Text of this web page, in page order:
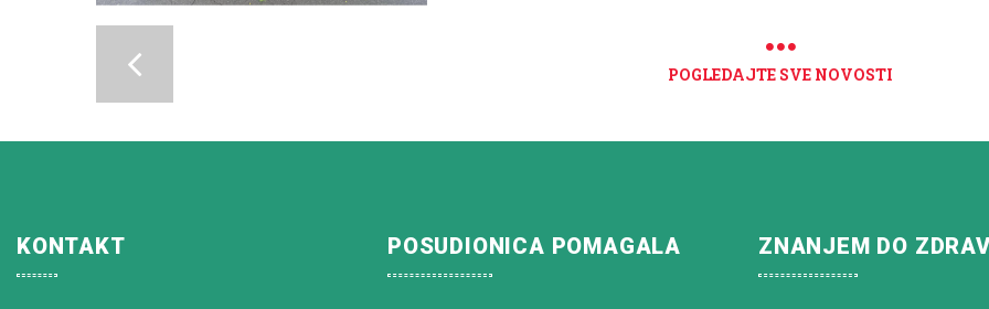
POGLEDAJTE SVE NOVOSTI
KONTAKT POSUDIONICA POMAGALA ZNANJEM DO